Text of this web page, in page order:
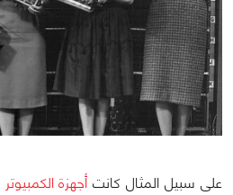
على سبيل المثال كانت أجهزة الكمبيوتر